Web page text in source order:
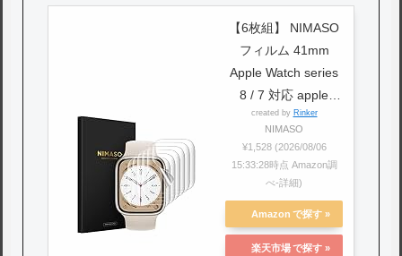
【6枚組】 NIMASO
フィルム 41mm
Apple Watch series
8 / 7 対応 apple
watch 8 / 7 保護フィ
チ 用 NSW21J361
created by Rinker
NIMASO
¥1,528 (2026/08/06
15:33:28時点 Amazon調
べ-詳細)
Amazon
楽天市場